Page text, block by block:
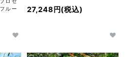
ルー
27,248円(税込)